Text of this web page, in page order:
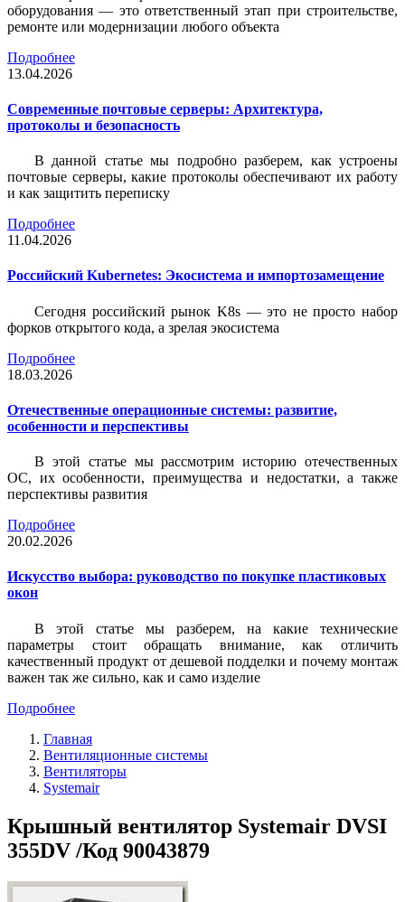
оборудования — это ответственный этап при строительстве,
ремонте или модернизации любого объекта
Подробнее
13.04.2026
Современные почтовые серверы: Архитектура,
протоколы и безопасность
В данной статье мы подробно разберем, как устроены
почтовые серверы, какие протоколы обеспечивают их работу
и как защитить переписку
Подробнее
11.04.2026
Российский Kubernetes: Экосистема и импортозамещение
Сегодня российский рынок K8s — это не просто набор
форков открытого кода, а зрелая экосистема
Подробнее
18.03.2026
Отечественные операционные системы: развитие,
особенности и перспективы
В этой статье мы рассмотрим историю отечественных
ОС, их особенности, преимущества и недостатки, а также
перспективы развития
Подробнее
20.02.2026
Искусство выбора: руководство по покупке пластиковых
окон
В этой статье мы разберем, на какие технические
параметры стоит обращать внимание, как отличить
качественный продукт от дешевой подделки и почему монтаж
важен так же сильно, как и само изделие
Подробнее
Главная
Вентиляционные системы
Вентиляторы
Systemair
Крышный вентилятор Systemair DVSI
355DV /Код 90043879